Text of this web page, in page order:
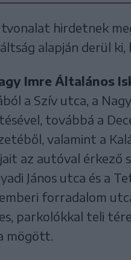
hirdetnek
alapján derül
Imre Általános
a Szív utca, a
továbbá a
valamint a
az autóval érkező
János utca és a
forradalom
parkolókkal teli
mögött.